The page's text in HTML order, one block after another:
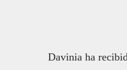
Davinia ha